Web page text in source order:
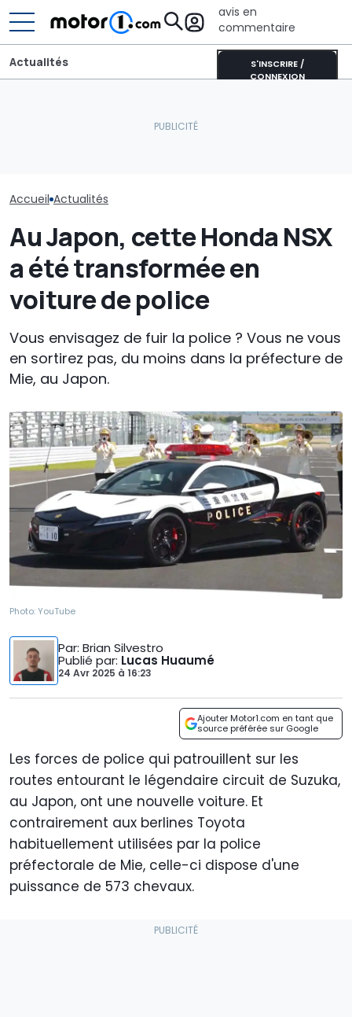
avis en
commentaire
S'INSCRIRE /
CONNEXION
Actualités
Accueil Actualités
Au Japon, cette Honda NSX
a été transformée en
voiture de police
Vous envisagez de fuir la police ? Vous ne vous
en sortirez pas, du moins dans la préfecture de
Mie, au Japon.
Photo:YouTube
Par: Brian Silvestro
Publié par: Lucas Huaumé
24 Avr 2025 à 16:23
Ajouter Motor1.com en tant que
source préférée sur Google
Les forces de police qui patrouillent sur les
routes entourant le légendaire circuit de Suzuka,
au Japon, ont une nouvelle voiture. Et
contrairement aux berlines Toyota
habituellement utilisées par la police
préfectorale de Mie, celle-ci dispose d'une
puissance de 573 chevaux.